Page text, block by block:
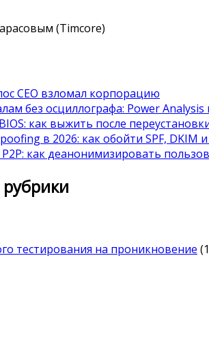
(Timcore)
CEO взломал корпорацию
без осциллографа: Power Analysis
как выжить после
в 2026: как обойти SPF, DKIM и
как деанонимизировать
тестирования на проникновение